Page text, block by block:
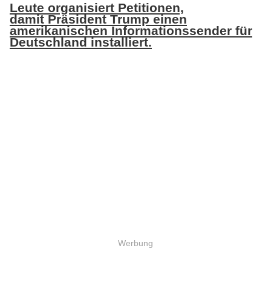
Leute organisiert Petitionen,
damit Präsident Trump einen
amerikanischen Informationssender für
Deutschland installiert.
Werbung